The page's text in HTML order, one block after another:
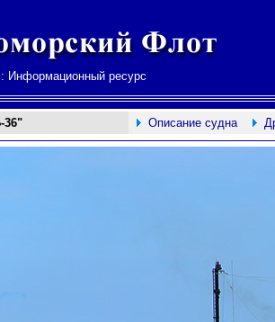
Информационный ресурс
36" Описание судна